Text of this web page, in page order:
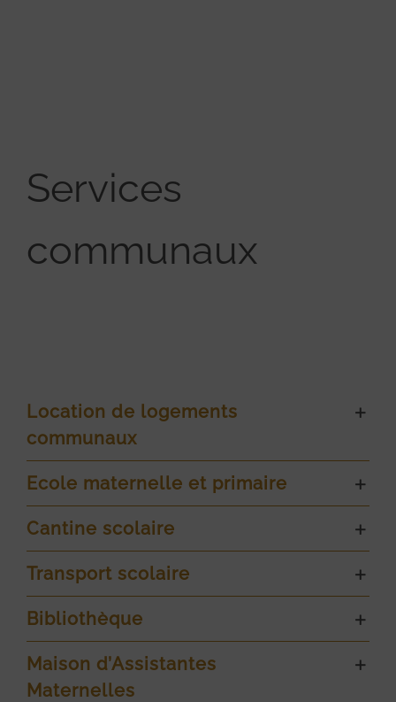
Services
communaux
Location de logements
communaux
Ecole maternelle et primaire
Cantine scolaire
Transport scolaire
Bibliothèque
Maison d’Assistantes
Maternelles